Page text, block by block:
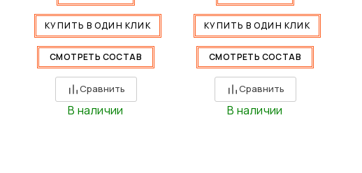
КУПИТЬ В ОДИН КЛИК
СМОТРЕТЬ СОСТАВ
Сравнить
В наличии
КУПИТЬ В ОДИН КЛИК
СМОТРЕТЬ СОСТАВ
Сравнить
В наличии